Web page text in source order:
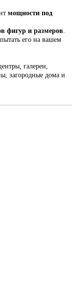
мощности под
фигур и размеров.
его на вашем
галереи,
загородные дома и